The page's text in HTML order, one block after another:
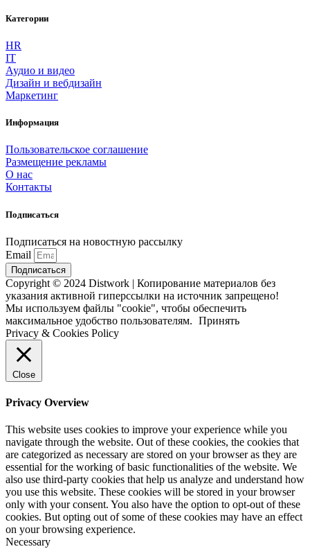
Категории
HR
IT
Аудио и видео
Дизайн и вебдизайн
Маркетинг
Информация
Пользовательское соглашение
Размещение рекламы
О нас
Контакты
Подписаться
Подписаться на новостную рассылку
Email
Подписаться
Copyright © 2024 Distwork | Копирование материалов без
указания активной гиперссылки на источник запрещено!
Мы используем файлы "cookie", чтобы обеспечить
максимальное удобство пользователям. Принять
Privacy & Cookies Policy
Close
Privacy Overview
This website uses cookies to improve your experience while you
navigate through the website. Out of these cookies, the cookies that
are categorized as necessary are stored on your browser as they are
essential for the working of basic functionalities of the website. We
also use third-party cookies that help us analyze and understand how
you use this website. These cookies will be stored in your browser
only with your consent. You also have the option to opt-out of these
cookies. But opting out of some of these cookies may have an effect
on your browsing experience.
Necessary